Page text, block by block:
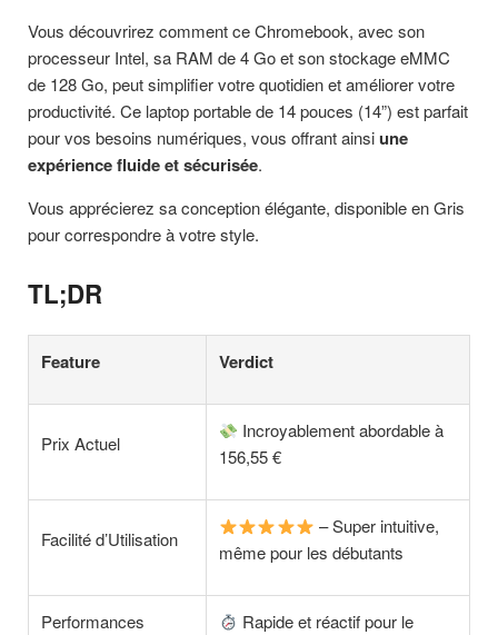
Vous découvrirez comment ce Chromebook, avec son
processeur Intel, sa RAM de 4 Go et son stockage eMMC
de 128 Go, peut simplifier votre quotidien et améliorer votre
productivité. Ce laptop portable de 14 pouces (14”) est parfait
pour vos besoins numériques, vous offrant ainsiune
expérience fluide et sécurisée.
Vous apprécierez sa conception élégante, disponible en Gris
pour correspondre à votre style.
TL;DR
Feature Verdict
Prix Actuel
Incroyablement abordable à
156,55 €
Facilité d’Utilisation
– Super intuitive,
même pour les débutants
Performances
Rapide et réactif pour le